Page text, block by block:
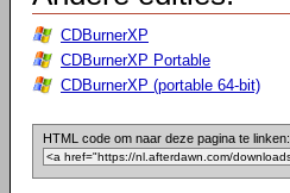
CDBurnerXP
CDBurnerXP Portable
CDBurnerXP (portable 64-bit)
HTML code om naar deze pagina te linken: